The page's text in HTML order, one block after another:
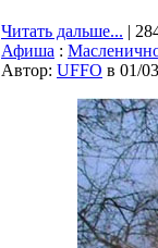
Читать дальше... |
Афиша :
Автор: UFFO в 01/